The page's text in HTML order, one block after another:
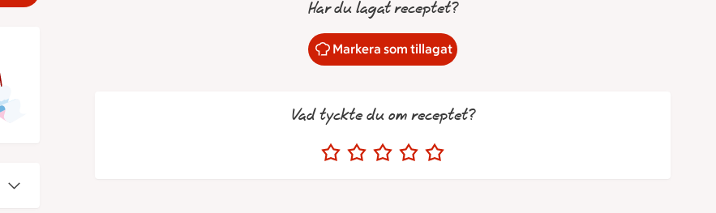
Har du lagat receptet?
Markera som tillagat
Vad tyckte du om receptet?